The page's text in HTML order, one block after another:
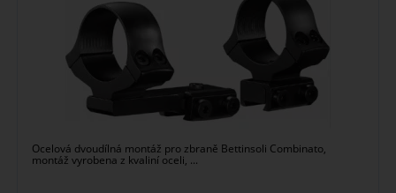
Ocelová dvoudílná montáž pro zbraně Bettinsoli Combinato,
montáž vyrobena z kvaliní oceli, ...